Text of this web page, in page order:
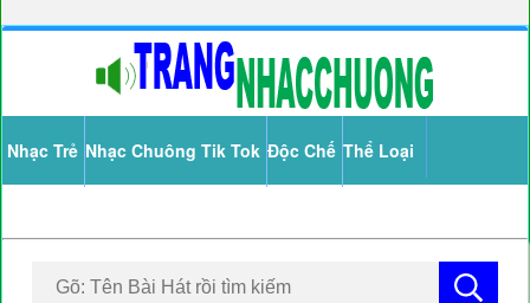
Nhạc Trẻ Nhạc Chuông Tik Tok Độc Chế Thể Loại